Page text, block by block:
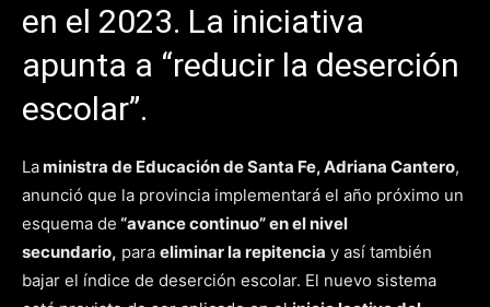
en el 2023. La iniciativa
apunta a “reducir la deserción
escolar”.
Laministra de Educación de Santa Fe, Adriana Cantero,
anunció que la provincia implementará el año próximo un
esquema de “avance continuo” en el nivel
secundario, para eliminar la repitencia y así también
bajar el índice de deserción escolar. El nuevo sistema